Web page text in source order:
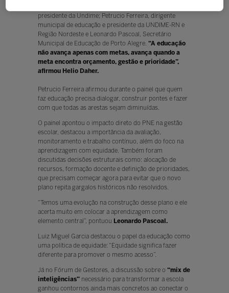
presidente da Undime; Petrucio Ferreira, dirigente
municipal de educação e presidente da UNDIME-RN e
Região Nordeste e Leonardo Pascoal, Secretário
Municipal de Educação de Porto Alegre. “A educação
não avança apenas com metas, avança quando a
meta encontra orçamento, gestão e prioridade”,
afirmou Helio Daher.
Petrucio Ferreira afirmou durante o painel que quem
faz educação precisa dialogar, construir pontes e fazer
com que todas as arestas sejam diminuídas.
O painel apontou o impacto direto do PNE na gestão
escolar, destacou a importância da avaliação,
monitoramento e trabalho contínuo, além do foco na
aprendizagem com equidade. Também foram
discutidas decisões estruturais como: alocação de
recursos, formação docente e definição de prioridades,
que precisam começar agora para evitar que o novo
plano repita gargalos históricos não resolvidos.
“Temos uma evolução na construção desse plano e ele
acerta muito em colocar a aprendizagem como
elemento central”, pontuou Leonardo Pascoal.
Luiz Miguel Garcia destacou o papel da educação como
uma política de equidade: “Equidade significa fazer
diferente para promover o mesmo acesso”.
Já no Fórum de Gestores, a discussão sobre o “mix de
inteligências”necessário para transformar a escola
ganhou contornos ainda mais concretos ao conectar o